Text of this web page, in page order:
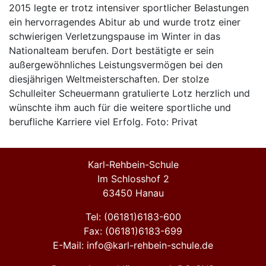
2015 legte er trotz intensiver sportlicher Belastungen
ein hervorragendes Abitur ab und wurde trotz einer
schwierigen Verletzungspause im Winter in das
Nationalteam berufen. Dort bestätigte er sein
außergewöhnliches Leistungsvermögen bei den
diesjährigen Weltmeisterschaften. Der stolze
Schulleiter Scheuermann gratulierte Lotz herzlich und
wünschte ihm auch für die weitere sportliche und
berufliche Karriere viel Erfolg. Foto: Privat
Karl-Rehbein-Schule
Im Schlosshof 2
63450 Hanau
Tel: (06181)6183-600
Fax: (06181)6183-699
E-Mail: info@karl-rehbein-schule.de